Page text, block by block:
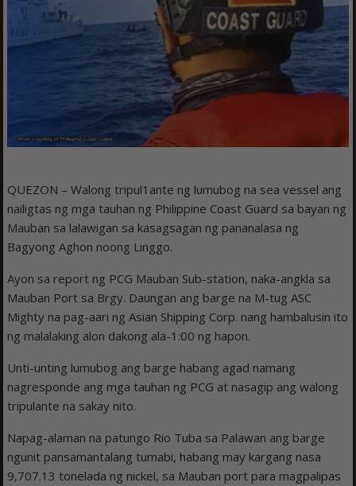
QUEZON – Walong tripul1ante ng lumubog na sea vessel ang
nailigtas ng mga tauhan ng Philippine Coast Guard sa bayan ng
Mauban sa lalawigan sa kasagsagan ng pananalasa ng
Bagyong Aghon noong Linggo.
Ayon sa report ng PCG Mauban Sub-station, naka-angkla sa
Mauban Port sa Brgy. Daungan ang barge na M-tug ASC
Mighty na pag-aari ng Asian Shipping Corp. nang hambalusin ito
ng malalaking alon dakong ala-1:00 ng hapon.
Unti-unting lumubog ang barge habang agad namang
nagresponde ang mga tauhan ng PCG at nasagip ang walong
tripulante na sakay nito.
Napag-alaman na patungo Rio Tuba sa Palawan ang barge
ngunit pansamantalang tumabi, habang may kargang nasa
9,707.13 tonelada ng nickel, sa Mauban port para magpalipas